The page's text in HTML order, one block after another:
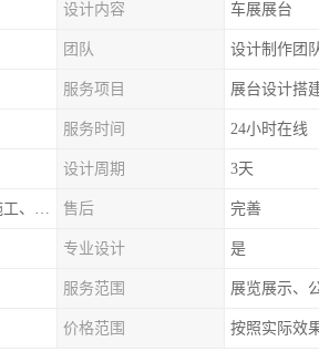
设计内容 车展展台
团队 设计制作团
服务项目 展台设计搭
服务时间 24小时在线
设计周期 3天
项目接洽、设 计、签 约、制 做、现场施工、展期服务、后续跟踪 售后 完善
专业设计 是
服务范围 展览展示、
价格范围 按照实际效